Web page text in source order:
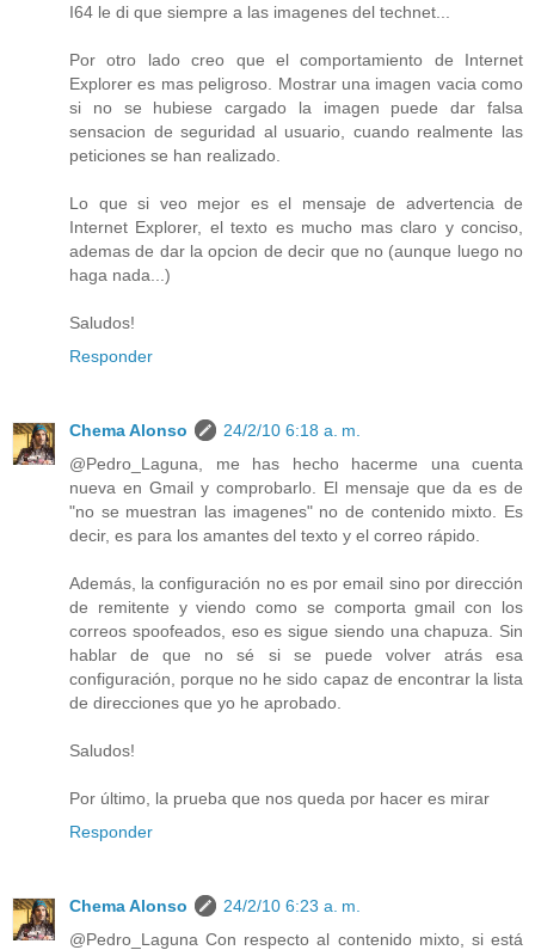
I64 le di que siempre a las imagenes del technet...
Por otro lado creo que el comportamiento de Internet
Explorer es mas peligroso. Mostrar una imagen vacia como
si no se hubiese cargado la imagen puede dar falsa
sensacion de seguridad al usuario, cuando realmente las
peticiones se han realizado.
Lo que si veo mejor es el mensaje de advertencia de
Internet Explorer, el texto es mucho mas claro y conciso,
ademas de dar la opcion de decir que no (aunque luego no
haga nada...)
Saludos!
Responder
Chema Alonso
24/2/10 6:18 a. m.
@Pedro_Laguna, me has hecho hacerme una cuenta
nueva en Gmail y comprobarlo. El mensaje que da es de
"no se muestran las imagenes" no de contenido mixto. Es
decir, es para los amantes del texto y el correo rápido.
Además, la configuración no es por email sino por dirección
de remitente y viendo como se comporta gmail con los
correos spoofeados, eso es sigue siendo una chapuza. Sin
hablar de que no sé si se puede volver atrás esa
configuración, porque no he sido capaz de encontrar la lista
de direcciones que yo he aprobado.
Saludos!
Por último, la prueba que nos queda por hacer es mirar
Responder
Chema Alonso
24/2/10 6:23 a. m.
@Pedro_Laguna Con respecto al contenido mixto, si está